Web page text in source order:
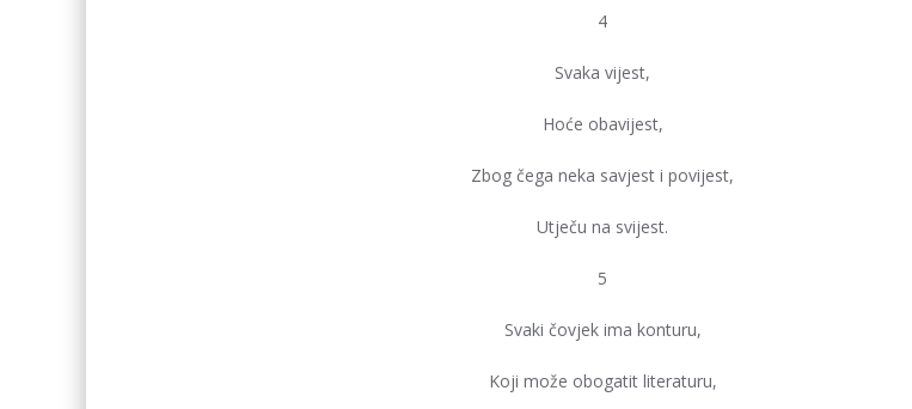
4
Svaka vijest,
Hoće obavijest,
Zbog čega neka savjest i povijest,
Utječu na svijest.
5
Svaki čovjek ima konturu,
Koji može obogatit literaturu,